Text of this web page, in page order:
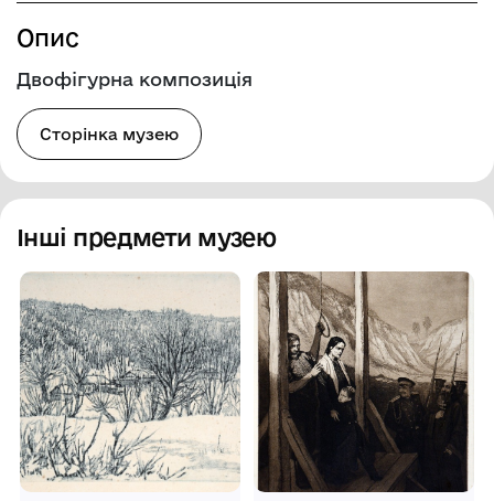
Опис
Двофігурна композиція
Сторінка музею
Інші предмети музею